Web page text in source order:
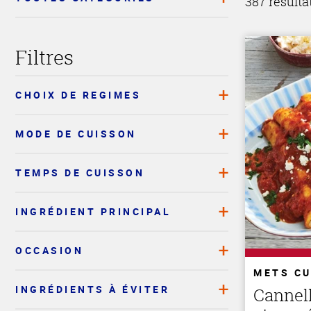
METS
Filtres
CHOIX DE REGIMES
MODE DE CUISSON
TEMPS DE CUISSON
INGRÉDIENT PRINCIPAL
OCCASION
INGRÉDIENTS À ÉVITER